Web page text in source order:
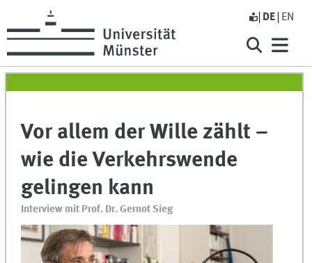
DE EN
Vor allem der Wille zählt –
wie die Verkehrswende
gelingen kann
Interview mit Prof. Dr. Gernot Sieg